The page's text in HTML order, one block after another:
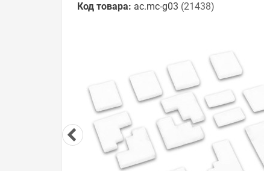
Код товара: ac.mc-g03 (21438)